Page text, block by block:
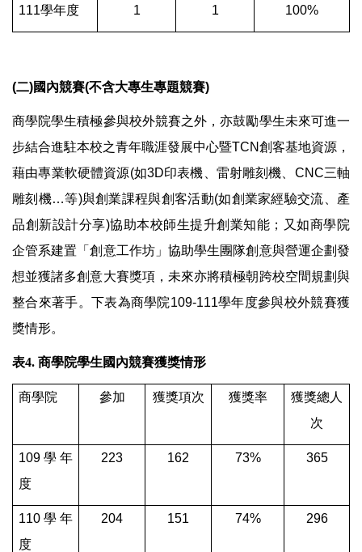
111學年度 1 1 100%
(二)國內競賽(不含大專生專題競賽)
商學院學生積極參與校外競賽之外，亦鼓勵學生未來可進一
步結合進駐本校之青年職涯發展中心暨TCN創客基地資源，
藉由專業軟硬體資源(如3D印表機、雷射雕刻機、CNC三軸
雕刻機…等)與創業課程與創客活動(如創業家經驗交流、產
品創新設計分享)協助本校師生提升創業知能；又如商學院
企管系建置「創意工作坊」協助學生團隊創意與營運企劃發
想並獲諸多創意大賽獎項，未來亦將積極朝跨校空間規劃與
整合來著手。下表為商學院109-111學年度參與校外競賽獲
獎情形。
表4. 商學院學生國內競賽獲獎情形
商學院 參加 獲獎項次 獲獎率
獲獎總人
次
109 學年
度
223 162 73% 365
110 學年
度
204 151 74% 296